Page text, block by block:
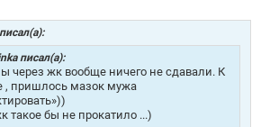
писал(а):
через жк вообще ничего не сдавали. К
, пришлось мазок мужа
такое бы не прокатило ...)